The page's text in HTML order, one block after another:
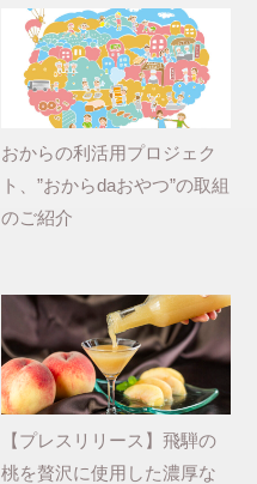
おからの利活用プロジェク
ト、”おからdaおやつ”の取組
のご紹介
【プレスリリース】飛騨の
桃を贅沢に使用した濃厚な